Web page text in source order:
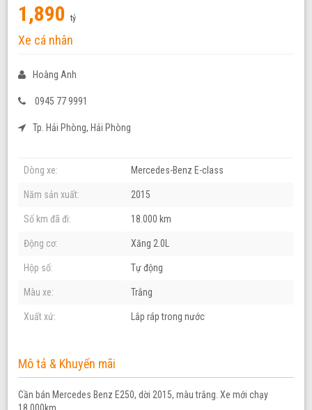
1,890tỷ
Xe cá nhân
Hoàng Anh
0945 77 9991
Tp. Hải Phòng, Hải Phòng
Dòng xe: Mercedes-Benz E-class
Năm sản xuất: 2015
Số km đã đi: 18.000 km
Động cơ: Xăng 2.0L
Hộp số: Tự động
Màu xe: Trắng
Xuất xứ: Lắp ráp trong nước
Mô tả & Khuyến mãi
Cần bán Mercedes Benz E250, dời 2015, màu trắng. Xe mới chạy
18.000km.